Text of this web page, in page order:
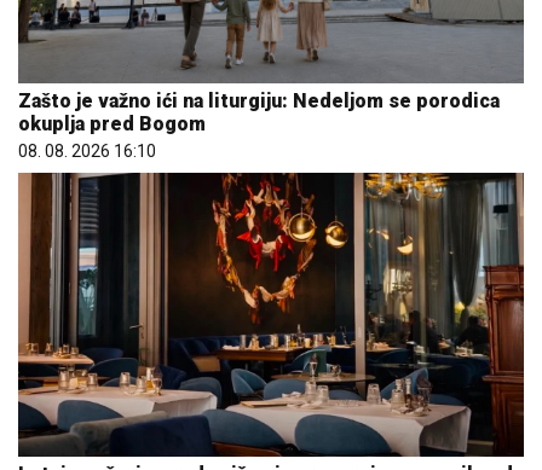
Zašto je važno ići na liturgiju: Nedeljom se porodica
okuplja pred Bogom
08. 08. 2026 16:10
Letnje večeri u gradu više nisu rezervisane za vikend:
Zašto sve više ljudi bira večeru koja se spontano
pretvori u druženje